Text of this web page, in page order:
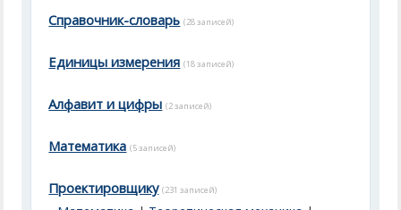
Справочник-словарь (28 записей)
Единицы измерения (18 записей)
Алфавит и цифры (2 записей)
Математика (5 записей)
Проектировщику (231 записей)